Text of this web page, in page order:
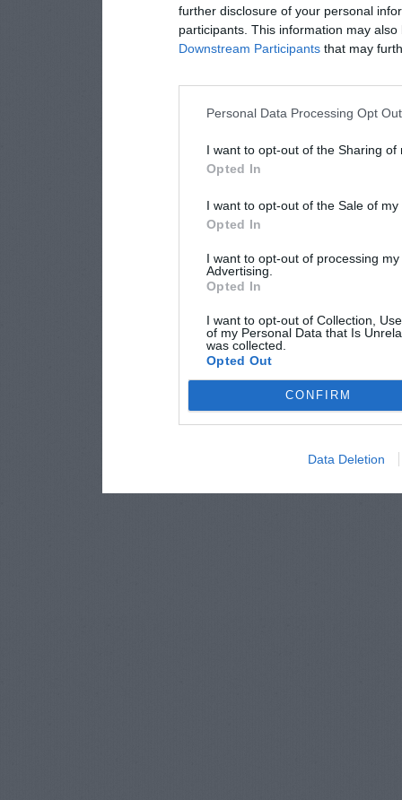
further disclosure of your personal
participants. This information may
Downstream Participants that may
Personal Data Processing Opt
I want to opt-out of the Sharing of
Opted In
I want to opt-out of the Sale of
Opted In
I want to opt-out of processing
Advertising.
Opted In
I want to opt-out of Collection,
of my Personal Data that Is
was collected.
Opted Out
CONFIRM
Data Deletion